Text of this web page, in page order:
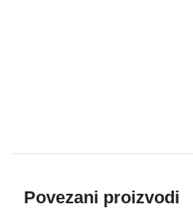
Povezani proizvodi